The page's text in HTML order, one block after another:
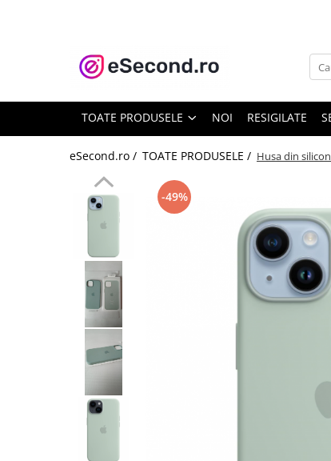
TOATE PRODUSELE
Accesorii Auto
Covorase auto
Echipamente pentru Atelier
Electronice Auto
Intretinere & Cosmetica auto
Reparatii si echipamente auto
Trotinete electrice
Casa, Gradina & Bricolaj
Bucatarie & Servire
Curatenie si intretinere
Hobby-uri creative
TOATE PRODUSELE NOI RESIGILATE
eSecond.ro / TOATE PRODUSELE / Husa din
-49%